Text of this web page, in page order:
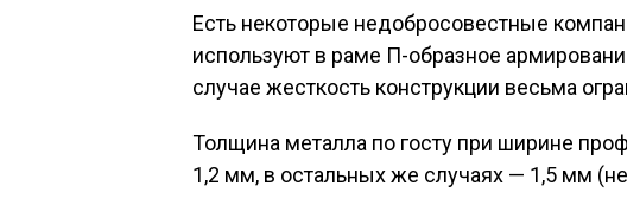
Есть некоторые недобросовестные
используют в раме П-образное
случае жесткость конструкции весьма
Толщина металла по госту при ширине
1,2 мм, в остальных же случаях — 1,5 мм